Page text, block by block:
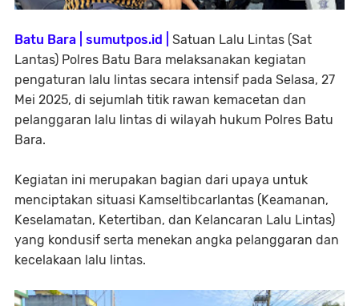
Batu Bara | sumutpos.id |
Satuan Lalu Lintas (Sat
Lantas) Polres Batu Bara melaksanakan kegiatan
pengaturan lalu lintas secara intensif pada Selasa, 27
Mei 2025, di sejumlah titik rawan kemacetan dan
pelanggaran lalu lintas di wilayah hukum Polres Batu
Bara.
Kegiatan ini merupakan bagian dari upaya untuk
menciptakan situasi Kamseltibcarlantas (Keamanan,
Keselamatan, Ketertiban, dan Kelancaran Lalu Lintas)
yang kondusif serta menekan angka pelanggaran dan
kecelakaan lalu lintas.